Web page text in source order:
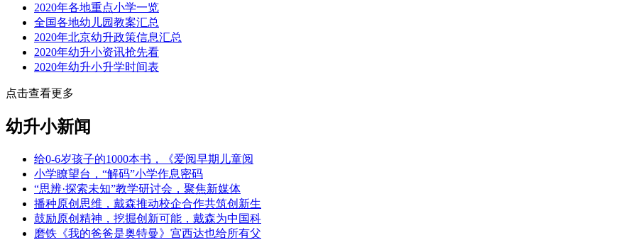
2020年各地重点小学一览
全国各地幼儿园教案汇总
2020年北京幼升政策信息汇总
2020年幼升小资讯抢先看
2020年幼升小升学时间表
点击查看更多
幼升小新闻
给0-6岁孩子的1000本书，《爱阅早期儿童阅
小学瞭望台，“解码”小学作息密码
“思辨·探索未知”教学研讨会，聚焦新媒体
播种原创思维，戴森推动校企合作共筑创新生
鼓励原创精神，挖掘创新可能，戴森为中国科
磨铁《我的爸爸是奥特曼》宫西达也给所有父